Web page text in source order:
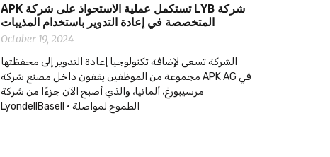
‫شركة LYB تستكمل عملية الاستحواذ على شركة APK
المتخصصة في إعادة التدوير باستخدام المذيبات
October 19, 2024
الشركة تسعى لإضافة تكنولوجيا إعادة التدوير إلى محفظتها
مجموعة من الموظفين يقفون داخل مصنع شركة APK AG في
مرسيبورغ، ألمانيا، والذي أصبح الآن جزءًا من شركة
LyondellBasell • الطموح لمواصلة